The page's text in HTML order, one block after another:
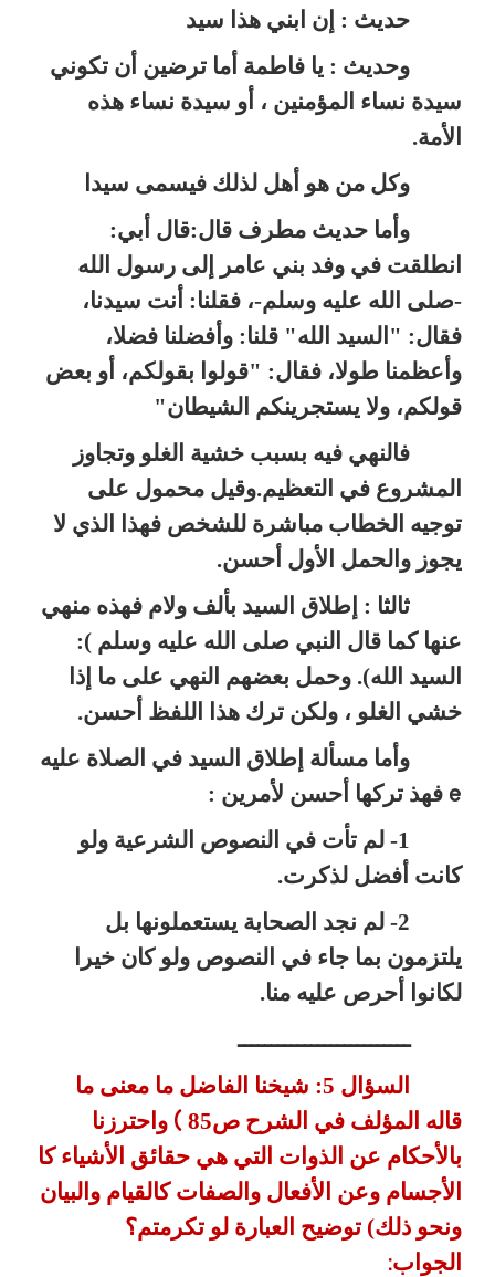
حديث : إن ابني هذا سيد
وحديث : يا فاطمة أما ترضين أن تكوني
سيدة نساء المؤمنين ، أو سيدة نساء هذه
الأمة.
وكل من هو أهل لذلك فيسمى سيدا
وأما حديث مطرف قال:قال أبي:
انطلقت في وفد بني عامر إلى رسول الله
-صلى الله عليه وسلم-، فقلنا: أنت سيدنا،
فقال: "السيد الله" قلنا: وأفضلنا فضلا،
وأعظمنا طولا، فقال: "قولوا بقولكم، أو بعض
قولكم، ولا يستجرينكم الشيطان"
فالنهي فيه بسبب خشية الغلو وتجاوز
المشروع في التعظيم.وقيل محمول على
توجيه الخطاب مباشرة للشخص فهذا الذي لا
يجوز والحمل الأول أحسن.
ثالثا : إطلاق السيد بألف ولام فهذه منهي
عنها كما قال النبي صلى الله عليه وسلم ):
السيد الله). وحمل بعضهم النهي على ما إذا
خشي الغلو ، ولكن ترك هذا اللفظ أحسن.
وأما مسألة إطلاق السيد في الصلاة عليه
e فهذ تركها أحسن لأمرين :
1- لم تأت في النصوص الشرعية ولو
كانت أفضل لذكرت.
2- لم نجد الصحابة يستعملونها بل
يلتزمون بما جاء في النصوص ولو كان خيرا
لكانوا أحرص عليه منا.
ــــــــــــــــــــــــــ
السؤال 5: شيخنا الفاضل ما معنى ما
قاله المؤلف في الشرح ص85
( واحترزنا
بالأحكام عن الذوات التي هي حقائق الأشياء كا
الأجسام وعن الأفعال والصفات كالقيام والبيان
ونحو ذلك) توضيح العبارة لو تكرمتم؟
الجواب: